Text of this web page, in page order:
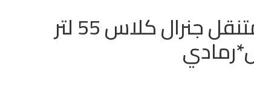
مكيف صحراوي متنقل جنرال كلاس 55 لتر